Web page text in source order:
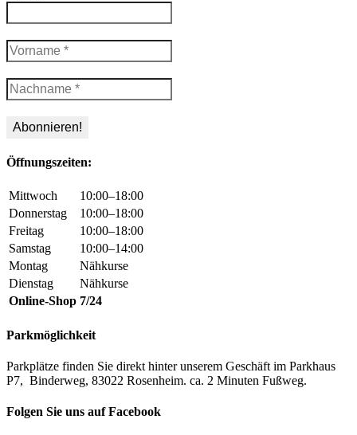
Öffnungszeiten:
Mittwoch
10:00–18:00
Donnerstag
10:00–18:00
Freitag
10:00–18:00
Samstag
10:00–14:00
Montag
Nähkurse
Dienstag
Nähkurse
Online-Shop 7/24
Parkmöglichkeit
Parkplätze finden Sie direkt hinter unserem Geschäft im Parkhaus
P7, Binderweg, 83022 Rosenheim. ca. 2 Minuten Fußweg.
Folgen Sie uns auf Facebook